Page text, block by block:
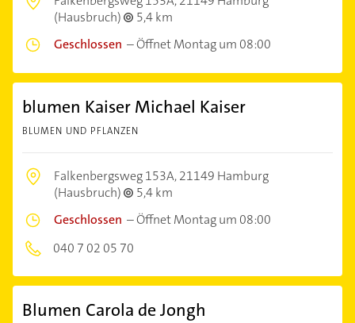
(Hausbruch)
5,4 km
Geschlossen –Öffnet Montag um 08:00
blumen Kaiser Michael Kaiser
BLUMEN UND PFLANZEN
Falkenbergsweg 153A,21149 Hamburg
(Hausbruch)
5,4 km
Geschlossen –Öffnet Montag um 08:00
040 7 02 05 70
Blumen Carola de Jongh